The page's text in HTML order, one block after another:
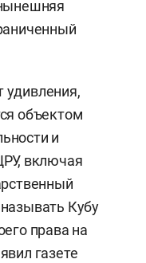
объектом
и
включая
Кубу
права на
газете